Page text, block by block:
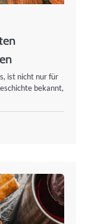
ist nicht nur für
bekannt,